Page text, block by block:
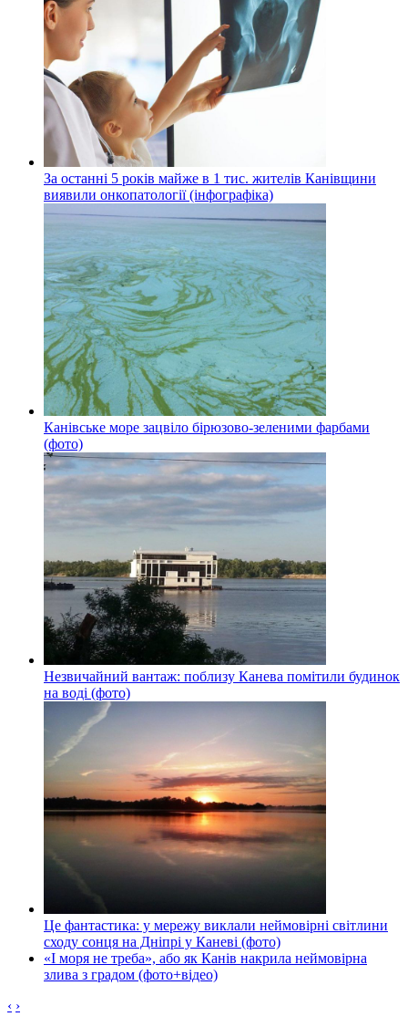
За останні 5 років майже в 1 тис. жителів Канівщини
виявили онкопатології (інфографіка)
Канівське море зацвіло бірюзово-зеленими фарбами
(фото)
Незвичайний вантаж: поблизу Канева помітили будинок
на воді (фото)
Це фантастика: у мережу виклали неймовірні світлини
сходу сонця на Дніпрі у Каневі (фото)
«І моря не треба», або як Канів накрила неймовірна
злива з градом (фото+відео)
‹ ›